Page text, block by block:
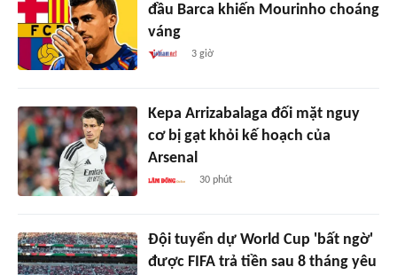
đầu Barca khiến Mourinho choáng
váng
3 giờ
Kepa Arrizabalaga đối mặt nguy
cơ bị gạt khỏi kế hoạch của
Arsenal
30 phút
Đội tuyển dự World Cup 'bất ngờ'
được FIFA trả tiền sau 8 tháng yêu